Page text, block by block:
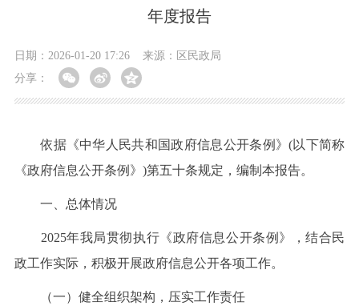
年度报告
日期：2026-01-20 17:26
来源：区民政局
分享：
依据《中华人民共和国政府信息公开条例》(以下简称
《政府信息公开条例》)第五十条规定，编制本报告。
一、总体情况
2025年我局贯彻执行《政府信息公开条例》，结合民
政工作实际，积极开展政府信息公开各项工作。
（一）健全组织架构，压实工作责任